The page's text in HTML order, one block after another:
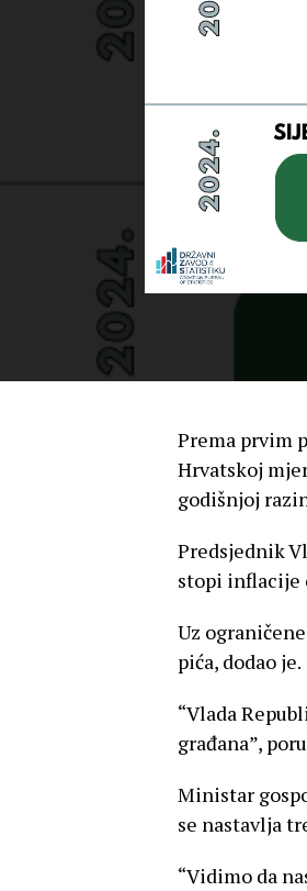
Prema prvim
Hrvatskoj
godišnjoj
Predsjednik
stopi inflacije
Uz
pića, dodao je.
“Vlada
građana”,
Ministar
se nastavlja
“Vidimo da